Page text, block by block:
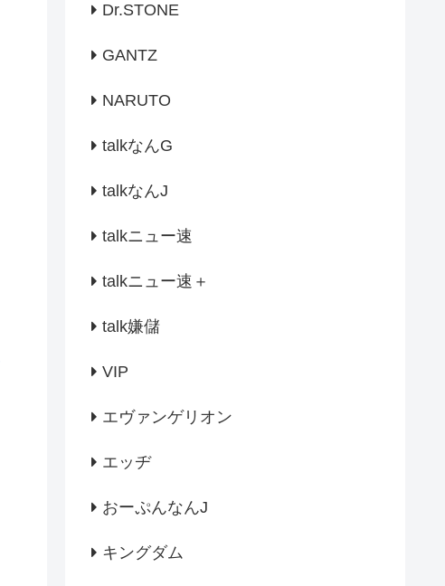
Dr.STONE
GANTZ
NARUTO
talkなんG
talkなんJ
talkニュー速
talkニュー速＋
talk嫌儲
VIP
エヴァンゲリオン
エッヂ
おーぷんなんJ
キングダム